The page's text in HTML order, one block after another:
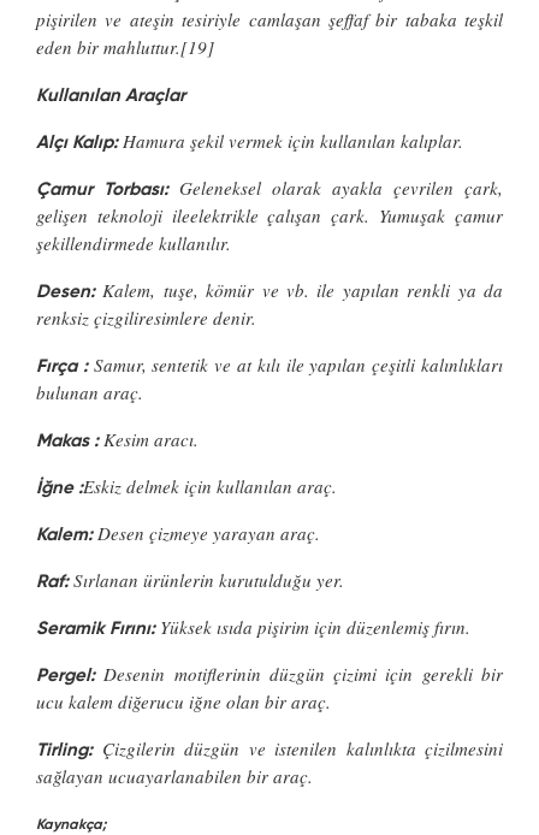
pişirilen ve ateşin tesiriyle camlaşan şeffaf bir tabaka teşkil
eden bir mahluttur.[19]
Kullanılan Araçlar
Alçı Kalıp:Hamura şekil vermek için kullanılan kalıplar.
Çamur Torbası:Geleneksel olarak ayakla çevrilen çark,
gelişen teknoloji ileelektrikle çalışan çark. Yumuşak çamur
şekillendirmede kullanılır.
Desen:Kalem, tuşe, kömür ve vb. ile yapılan renkli ya da
renksiz çizgiliresimlere denir.
Fırça :Samur, sentetik ve at kılı ile yapılan çeşitli kalınlıkları
bulunan araç.
Makas :Kesim aracı.
İğne :Eskiz delmek için kullanılan araç.
Kalem:Desen çizmeye yarayan araç.
Raf:Sırlanan ürünlerin kurutulduğu yer.
Seramik Fırını:Yüksek ısıda pişirim için düzenlemiş fırın.
Pergel:Desenin motiflerinin düzgün çizimi için gerekli bir
ucu kalem diğerucu iğne olan bir araç.
Tirling:Çizgilerin düzgün ve istenilen kalınlıkta çizilmesini
sağlayan ucuayarlanabilen bir araç.
Kaynakça;